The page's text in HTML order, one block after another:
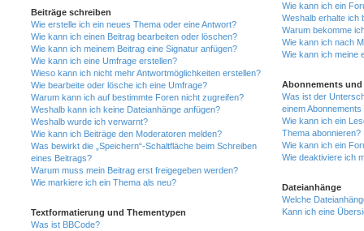
Beiträge schreiben
Wie erstelle ich ein neues Thema oder eine Antwort?
Wie kann ich einen Beitrag bearbeiten oder löschen?
Wie kann ich meinem Beitrag eine Signatur anfügen?
Wie kann ich eine Umfrage erstellen?
Wieso kann ich nicht mehr Antwortmöglichkeiten erstellen?
Wie bearbeite oder lösche ich eine Umfrage?
Warum kann ich auf bestimmte Foren nicht zugreifen?
Weshalb kann ich keine Dateianhänge anfügen?
Weshalb wurde ich verwarnt?
Wie kann ich Beiträge den Moderatoren melden?
Was bewirkt die „Speichern“-Schaltfläche beim Schreiben
eines Beitrags?
Warum muss mein Beitrag erst freigegeben werden?
Wie markiere ich ein Thema als neu?
Textformatierung und Thementypen
Was ist BBCode?
Wie kann ich ein
Weshalb erhalte ich
Warum bekomme
Wie kann ich nach
Wie kann ich meine
Abonnements und
Was ist der
einem
Wie kann ich ein
Thema abonnieren?
Wie kann ich ein
Wie deaktiviere ich
Dateianhänge
Welche
Kann ich eine